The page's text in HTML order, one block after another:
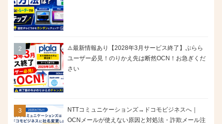
⚠️最新情報あり【2028年3月サービス終了】ぷらら
ユーザー必見！のりかえ先は断然OCN！お急ぎくだ
さい
NTTコミュニケーションズ→ドコモビジネスへ｜
OCNメールが使えない原因と対処法・詐欺メール注